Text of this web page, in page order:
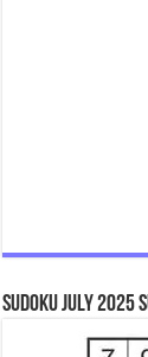
Sudoku July 2025